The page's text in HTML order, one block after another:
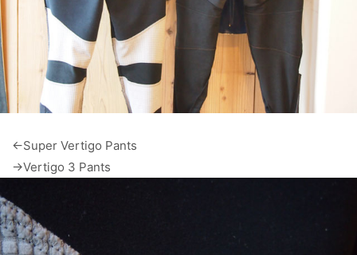
←Super Vertigo Pants
→Vertigo 3 Pants